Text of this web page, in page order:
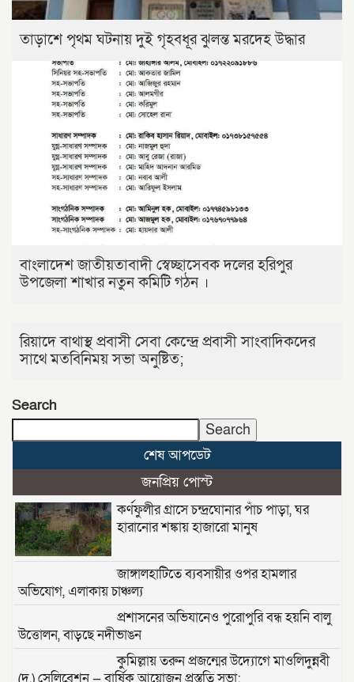
তাড়াশে পৃথম ঘটনায় দুই গৃহবধূর ঝুলন্ত মরদেহ উদ্ধার
বাংলাদেশ জাতীয়তাবাদী স্বেচ্ছাসেবক দলের হরিপুর
উপজেলা শাখার নতুন কমিটি গঠন ।
রিয়াদে বাথাস্থ প্রবাসী সেবা কেন্দ্রে প্রবাসী সাংবাদিকদের
সাথে মতবিনিময় সভা অনুষ্টিত;
Search
Search
শেষ আপডেট
জনপ্রিয় পোস্ট
কর্ণফুলীর গ্রাসে চন্দ্রঘোনার পাঁচ পাড়া, ঘর
হারানোর শঙ্কায় হাজারো মানুষ
জাঙ্গালহাটিতে ব্যবসায়ীর ওপর হামলার
অভিযোগ, এলাকায় চাঞ্চল্য
প্রশাসনের অভিযানেও পুরোপুরি বন্ধ হয়নি বালু
উত্তোলন, বাড়ছে নদীভাঙন
কুমিল্লায় তরুন প্রজন্মের উদ্যোগে মাওলিদুন্নবী
(দ.) সেলিব্রেশন — বার্ষিক আয়োজন প্রস্তুতি সভা;